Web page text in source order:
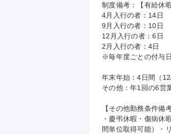
制度備考：【有給休
4月入行の者：14日
9月入行の者：10日
12月入行の者：6日
2月入行の者：4日
※毎年度ごとの付与
年末年始：4日間（
その他：年1回の6営
【その他勤務条件備考
・慶弔休暇・傷病休
間単位取得可能）・